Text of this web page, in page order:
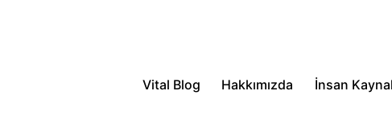
Vital Blog Hakkımızda İnsan